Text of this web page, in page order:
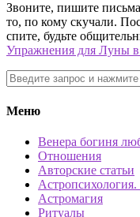
Звоните, пишите
то, по кому скучали.
спите, будьте
Упражнения для Луны в
Меню
Венера богиня
Отношения
Авторские статьи
Астропсихология.
Астромагия
Ритуалы